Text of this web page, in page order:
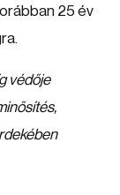
25 év
védője